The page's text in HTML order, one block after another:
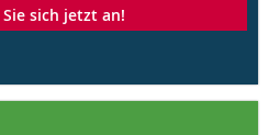
sich jetzt an!